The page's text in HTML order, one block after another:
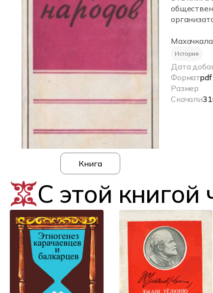
Книга
История
Дата
Форматpdf
Размер
Скачали
С этой книгой